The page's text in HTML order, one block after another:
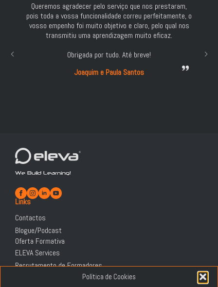
Política de Cookies
Queremos agradecer pelo serviço que nos prestaram,
pois toda a vossa funcionalidade correu perfeitamente, o
vosso empenho foi muito objetivo e claro, pelo qual nos
transmitiu uma aprendizagem muito eficaz.
Obrigada por tudo. Até breve!
Joaquim e Paula Santos
We Build Learning!
Links
Contactos
Blogue/Podcast
Oferta Formativa
ELEVA Services
Recrutamento de Formadores